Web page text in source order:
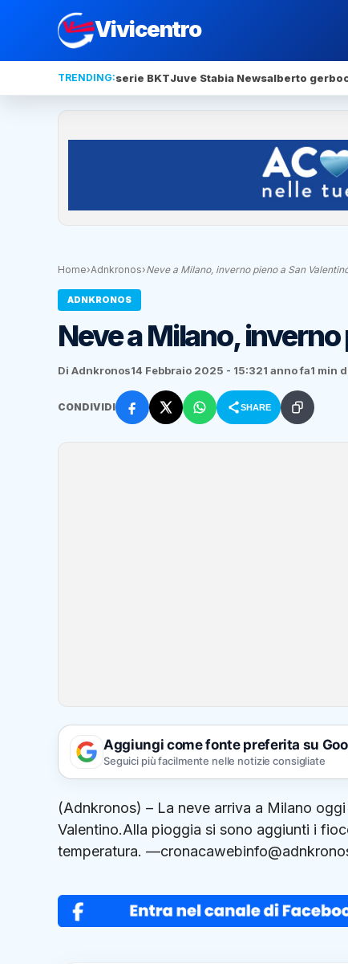
Vivicentro
TRENDING:serie BKTJuve Stabia Newsalberto gerbo
Home›Adnkronos›Neve a Milano, inverno pieno a San
ADNKRONOS
Neve a Milano,
Di Adnkronos14 Febbraio 2025 - 15:321 anno fa1 min
CONDIVIDI SHARE
Aggiungi come fonte preferita su
Seguici più facilmente nelle notizie consigliate
(Adnkronos) – La neve arriva a Milano
Valentino.Alla pioggia si sono aggiunti i
temperatura.